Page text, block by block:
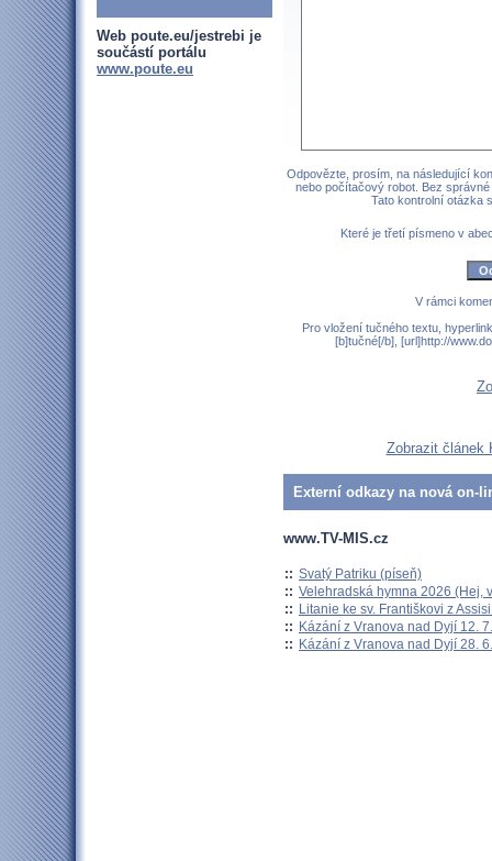
Web poute.eu/jestrebi je
součástí portálu
www.poute.eu
Odpovězte, prosím, na následující
nebo počítačový robot. Bez
Tato kontrolní otázka
Které je třetí písmeno v
V rámci
Pro vložení tučného textu,
[b]tučné[/b], [url]http://
Zobrazit článek
Externí odkazy na nová on-
www.TV-MIS.cz
:: Svatý Patriku (píseň)
:: Velehradská hymna 2026 (Hej,
:: Litanie ke sv. Františkovi z
:: Kázání z Vranova nad Dyjí 12.
:: Kázání z Vranova nad Dyjí 28.